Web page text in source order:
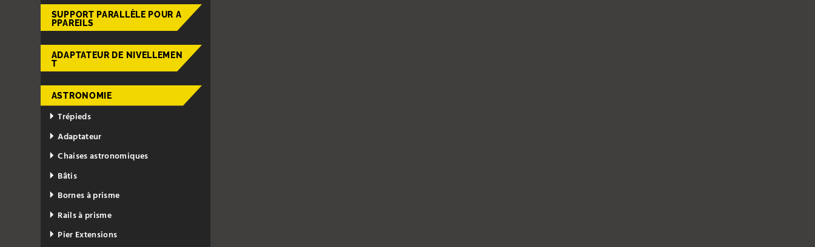
SUPPORT PARALLÈLE POUR A
PPAREILS
ADAPTATEUR DE NIVELLEMEN
T
ASTRONOMIE
Trépieds
Adaptateur
Chaises astronomiques
Bâtis
Bornes à prisme
Rails à prisme
Pier Extensions